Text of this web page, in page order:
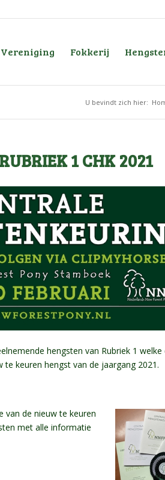
Vereniging Fokkerij
U bevindt zich hier:
1 CHK 2021
hengsten van Rubriek 1 welke
keuren hengst van de jaargang 2021.
van de nieuw te keuren
met alle informatie